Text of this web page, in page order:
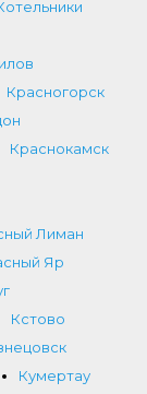
Красногорск
Краснокамск
Лиман
Яр
Кстово
Кумертау